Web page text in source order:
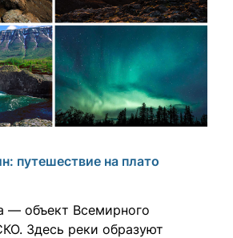
путешествие на плато
— объект Всемирного
Здесь реки образуют